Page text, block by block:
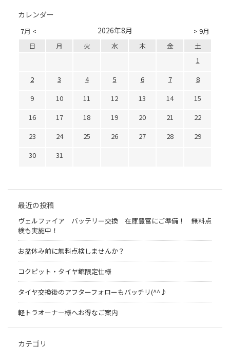
カレンダー
7月 < > 9月
2026年8月
日 月 火 水 木 金
土
1
2
3 4 5 6 7
8
9
10 11 12 13 14
15
16
17 18 19 20 21
22
23
24 25 26 27 28
29
30
31
最近の投稿
ヴェルファイア バッテリー交換 在庫豊富にご準備！ 無料点
検も実施中！
お盆休み前に無料点検しませんか？
コクピット・タイヤ館限定仕様
タイヤ交換後のアフターフォローもバッチリ(^^♪
軽トラオーナー様へお得なご案内
カテゴリ